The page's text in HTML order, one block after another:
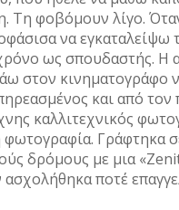
Τη φοβόμουν λίγο.
να εγκαταλείψω
ως σπουδαστής. Η
στον κινηματογράφο
και από
καλλιτεχνικός
Γράφτηκα
δρόμους με μια
ποτέ